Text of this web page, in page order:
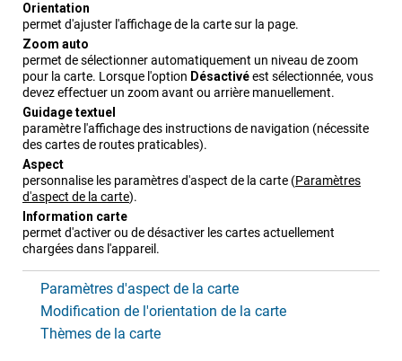
Orienta​tion
permet d'ajuster l'affichage de la carte sur la page.
Zoom auto
permet de sélectionner automatiquement un niveau de zoom
pour la carte. Lorsque l'option Désactivéest sélectionnée, vous
devez effectuer un zoom avant ou arrière manuellement.
Guidage textuel
paramètre l'affichage des instructions de navigation (nécessite
des cartes de routes praticables).
Aspect
personnalise les paramètres d'aspect de la carte (Paramètres
d'aspect de la carte).
Information carte
permet d'activer ou de désactiver les cartes actuellement
chargées dans l'appareil.
Paramètres d'aspect de la carte
Modification de l'orientation de la carte
Thèmes de la carte